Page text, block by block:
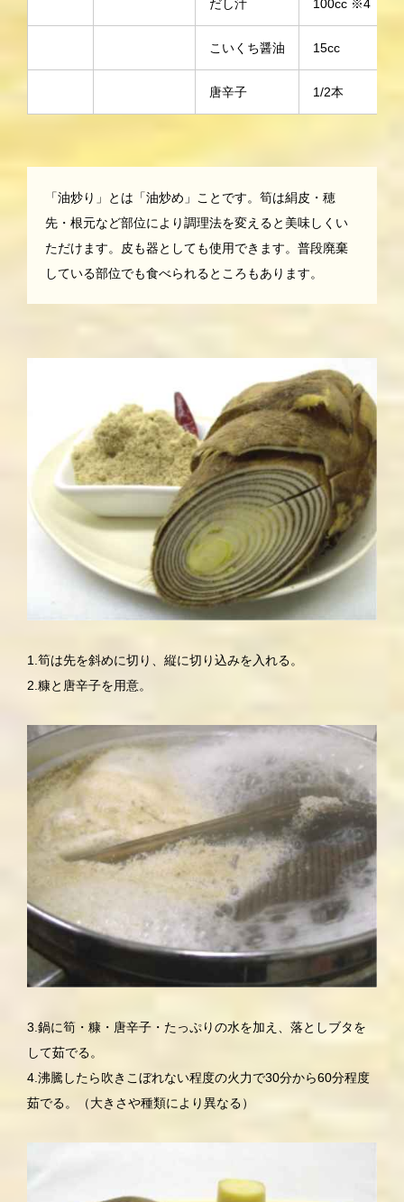
だし汁 100cc ※4
こいくち醤油 15cc
唐辛子 1/2本
「油炒り」とは「油炒め」ことです。筍は絹皮・穂
先・根元など部位により調理法を変えると美味しくい
ただけます。皮も器としても使用できます。普段廃棄
している部位でも食べられるところもあります。
1.筍は先を斜めに切り、縦に切り込みを入れる。
2.糠と唐辛子を用意。
3.鍋に筍・糠・唐辛子・たっぷりの水を加え、落としブタを
して茹でる。
4.沸騰したら吹きこぼれない程度の火力で30分から60分程度
茹でる。（大きさや種類により異なる）